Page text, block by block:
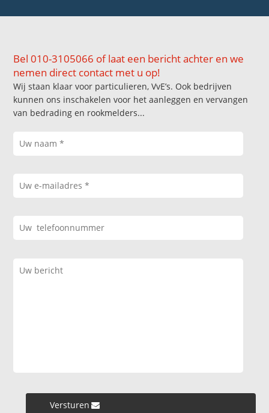
Bel 010-3105066 of laat een bericht achter en we
nemen direct contact met u op!
Wij staan klaar voor particulieren, VvE’s. Ook bedrijven
kunnen ons inschakelen voor het aanleggen en vervangen
van bedrading en rookmelders...
Versturen »